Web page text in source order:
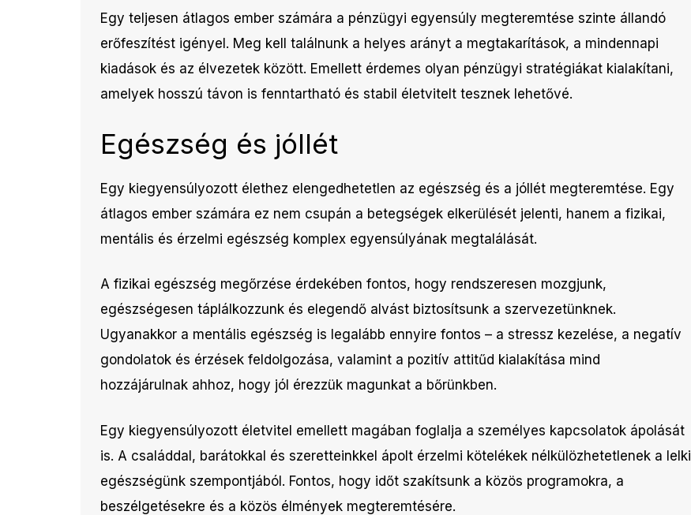
Egy teljesen átlagos ember számára a pénzügyi egyensúly megteremtése szinte állandó
erőfeszítést igényel. Meg kell találnunk a helyes arányt a megtakarítások, a mindennapi
kiadások és az élvezetek között. Emellett érdemes olyan pénzügyi stratégiákat kialakítani,
amelyek hosszú távon is fenntartható és stabil életvitelt tesznek lehetővé.
Egészség és jóllét
Egy kiegyensúlyozott élethez elengedhetetlen az egészség és a jóllét megteremtése. Egy
átlagos ember számára ez nem csupán a betegségek elkerülését jelenti, hanem a fizikai,
mentális és érzelmi egészség komplex egyensúlyának megtalálását.
A fizikai egészség megőrzése érdekében fontos, hogy rendszeresen mozgjunk,
egészségesen táplálkozzunk és elegendő alvást biztosítsunk a szervezetünknek.
Ugyanakkor a mentális egészség is legalább ennyire fontos – a stressz kezelése, a negatív
gondolatok és érzések feldolgozása, valamint a pozitív attitűd kialakítása mind
hozzájárulnak ahhoz, hogy jól érezzük magunkat a bőrünkben.
Egy kiegyensúlyozott életvitel emellett magában foglalja a személyes kapcsolatok ápolását
is. A családdal, barátokkal és szeretteinkkel ápolt érzelmi kötelékek nélkülözhetetlenek a lelki
egészségünk szempontjából. Fontos, hogy időt szakítsunk a közös programokra, a
beszélgetésekre és a közös élmények megteremtésére.